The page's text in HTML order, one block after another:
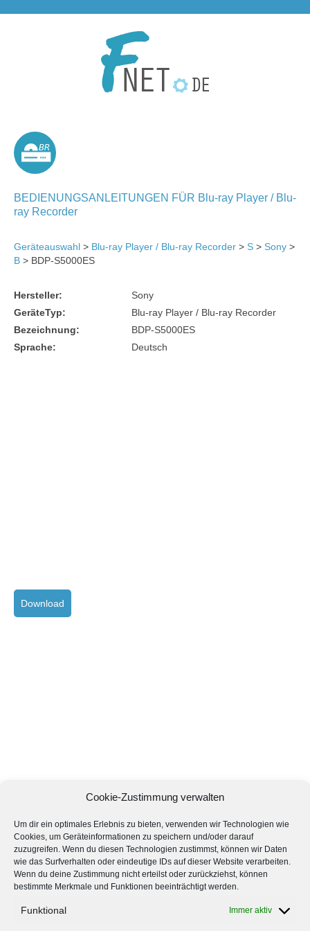
Cookie-Zustimmung verwalten
Um dir ein optimales Erlebnis zu bieten, verwenden wir Technologien wie
Cookies, um Geräteinformationen zu speichern und/oder darauf
zuzugreifen. Wenn du diesen Technologien zustimmst, können wir Daten
wie das Surfverhalten oder eindeutige IDs auf dieser Website verarbeiten.
Wenn du deine Zustimmung nicht erteilst oder zurückziehst, können
bestimmte Merkmale und Funktionen beeinträchtigt werden.
Funktional Immer aktiv
BR
BEDIENUNGSANLEITUNGEN FÜR Blu-ray Player / Blu-
ray Recorder
Geräteauswahl > Blu-ray Player / Blu-ray Recorder > S > Sony >
B > BDP-S5000ES
Hersteller:
Sony
GeräteTyp:
Blu-ray Player / Blu-ray Recorder
Bezeichnung:
BDP-S5000ES
Sprache:
Deutsch
Download